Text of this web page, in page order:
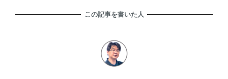
この記事を書いた人